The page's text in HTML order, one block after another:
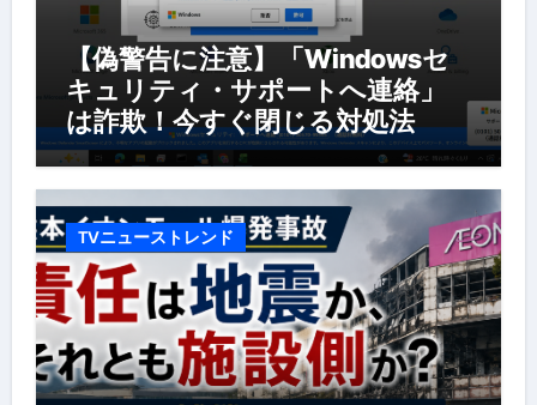
【偽警告に注意】「Windowsセ
キュリティ・サポートへ連絡」
は詐欺！今すぐ閉じる対処法
TVニューストレンド